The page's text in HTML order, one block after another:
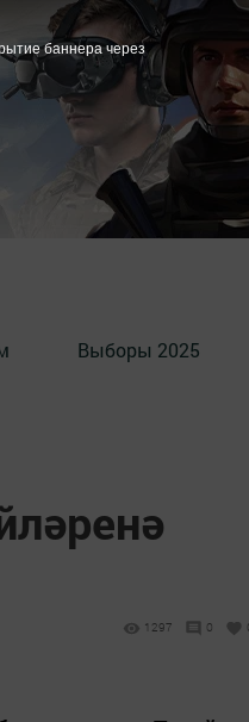
Выборы 2025
1297 0
баннера через